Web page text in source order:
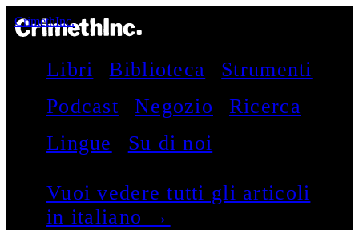
CrimethInc.
Libri Biblioteca
Strumenti
Podcast
Negozio
Ricerca
Lingue
Su di noi
Vuoi vedere tutti gli articoli
in italiano →